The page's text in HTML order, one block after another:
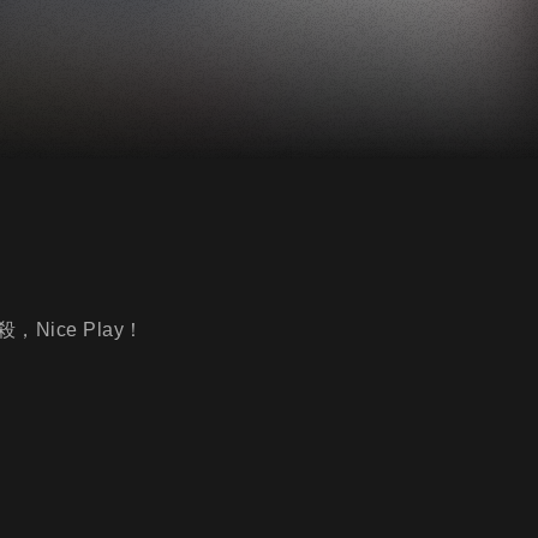
，Nice Play！